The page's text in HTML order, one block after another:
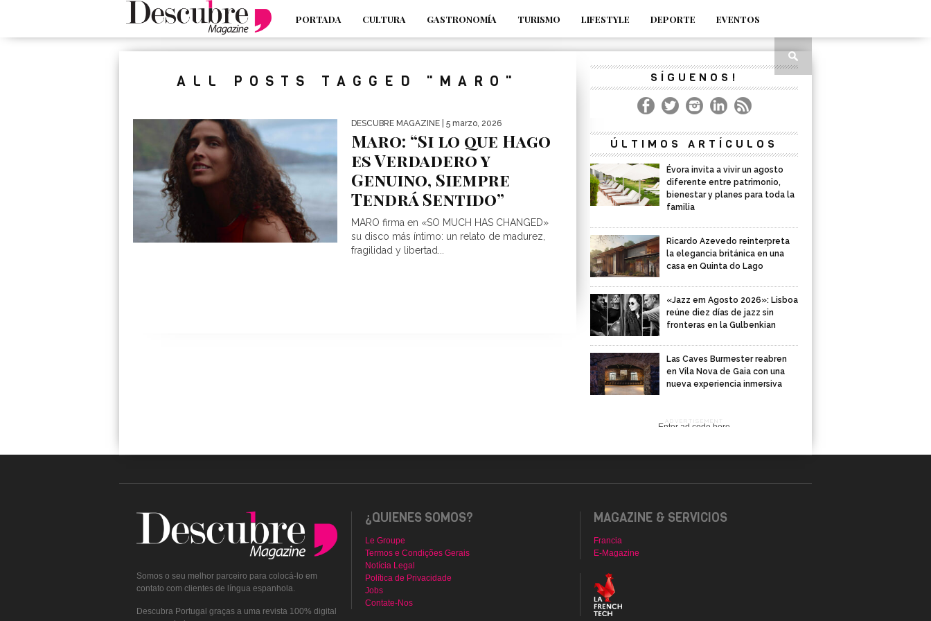
PORTADA CULTURA GASTRONOMÍA TURISMO LIFESTYLE DEPORTE
EVENTOS
google-site-verification=_UCdsju0_s7tEFgjpjNYWdThIX7oTMtHhdhYNQ_fdM4
ALL POSTS TAGGED "MARO"
DESCUBRE MAGAZINE | 5 marzo, 2026
Maro: “Si lo que Hago
es Verdadero y
Genuino, Siempre
Tendrá Sentido”
MARO firma en «SO MUCH HAS CHANGED»
su disco más íntimo: un relato de madurez,
fragilidad y libertad...
SÍGUENOS!
ÚLTIMOS ARTÍCULOS
Évora invita a vivir un agosto
diferente entre patrimonio,
bienestar y planes para toda la
familia
Ricardo Azevedo reinterpreta
la elegancia británica en una
casa en Quinta do Lago
«Jazz em Agosto 2026»: Lisboa
reúne diez días de jazz sin
fronteras en la Gulbenkian
Las Caves Burmester reabren
en Vila Nova de Gaia con una
nueva experiencia inmersiva
ADVERTISEMENT
Enter ad code here
Somos o seu melhor parceiro para colocá-lo em
contato com clientes de língua espanhola.
Descubra Portugal graças a uma revista 100% digital
¿QUIENES SOMOS?
Le Groupe
Termos e Condições Gerais
Notícia Legal
Política de Privacidade
Jobs
Contate-Nos
MAGAZINE & SERVICIOS
Francia
E-Magazine